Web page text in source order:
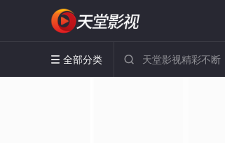
 全部分类 